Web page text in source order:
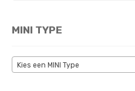
MINI TYPE
Kies een MINI Type